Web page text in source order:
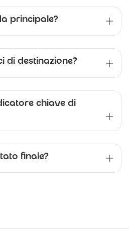
principale?
di destinazione?
chiave di
finale?